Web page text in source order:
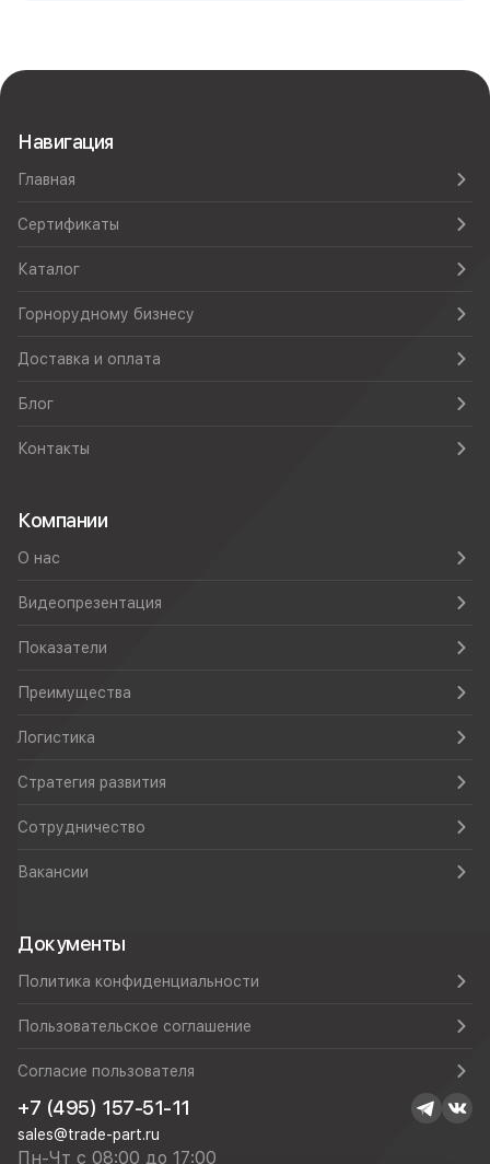
Навигация
Главная
Сертификаты
Каталог
Горнорудному бизнесу
Доставка и оплата
Блог
Контакты
Компании
О нас
Видеопрезентация
Показатели
Преимущества
Логистика
Стратегия развития
Сотрудничество
Вакансии
Документы
Политика конфиденциальности
Пользовательское соглашение
Согласие пользователя
+7 (495) 157-51-11
sales@trade-part.ru
Пн-Чт с 08:00 до 17:00